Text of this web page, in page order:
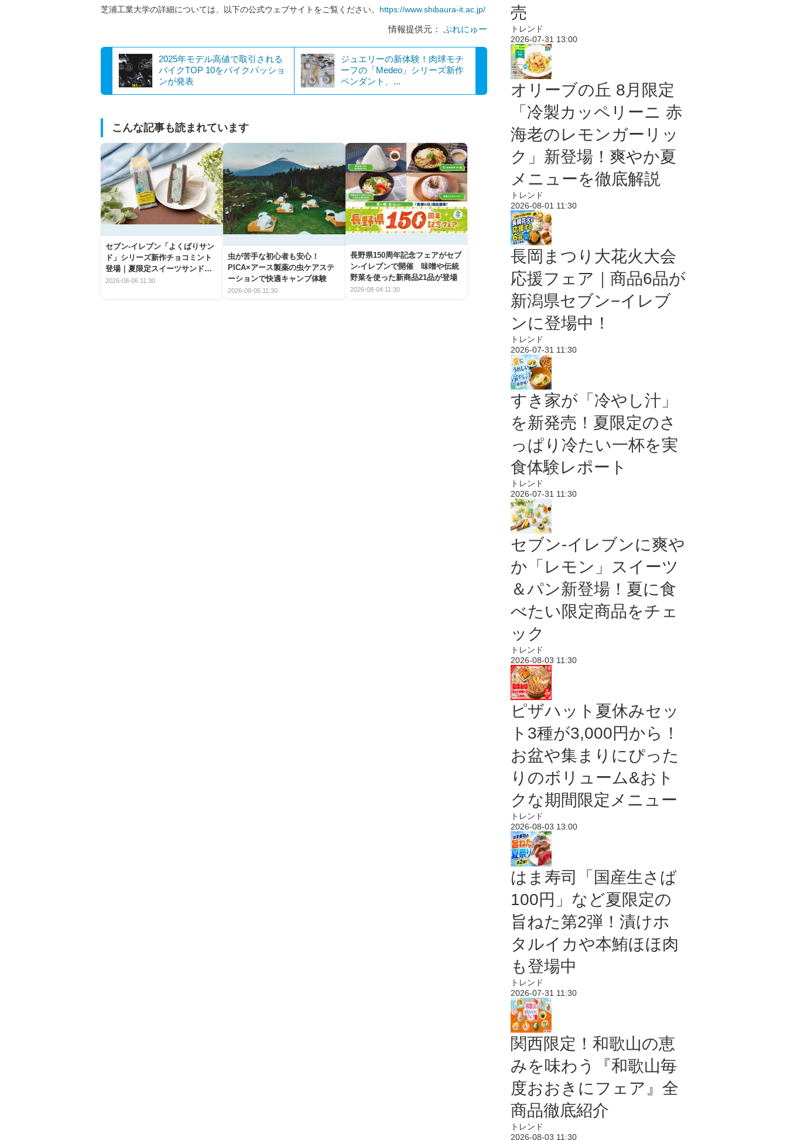
芝浦工業大学の詳細については、以下の公式ウェブサイトをご覧ください。 https://www.shibaura-it.ac.jp/
情報提供元： ぷれにゅー
2025年モデル高値で取引される
バイクTOP 10をバイクパッショ
ンが発表
ジュエリーの新体験！肉球モチ
ーフの「Medeo」シリーズ新作
ペンダント、...
こんな記事も読まれています
セブン‐イレブン「よくばりサン
ド」シリーズ新作チョコミント
登場｜夏限定スイーツサンドの
爽快な魅力
2026-08-06 11:30
虫が苦手な初心者も安心！
PICA×アース製薬の虫ケアステ
ーションで快適キャンプ体験
2026-08-05 11:30
長野県150周年記念フェアがセブ
ン-イレブンで開催 味噌や伝統
野菜を使った新商品21品が登場
2026-08-04 11:30
売
トレンド
2026-07-31 13:00
オリーブの丘 8月限定
「冷製カッペリーニ 赤
海老のレモンガーリッ
ク」新登場！爽やか夏
メニューを徹底解説
トレンド
2026-08-01 11:30
長岡まつり大花火大会
応援フェア｜商品6品が
新潟県セブン−イレブ
ンに登場中！
トレンド
2026-07-31 11:30
すき家が「冷やし汁」
を新発売！夏限定のさ
っぱり冷たい一杯を実
食体験レポート
トレンド
2026-07-31 11:30
セブン‐イレブンに爽や
か「レモン」スイーツ
＆パン新登場！夏に食
べたい限定商品をチェ
ック
トレンド
2026-08-03 11:30
ピザハット夏休みセッ
ト3種が3,000円から！
お盆や集まりにぴった
りのボリューム&おト
クな期間限定メニュー
トレンド
2026-08-03 13:00
はま寿司「国産生さば
100円」など夏限定の
旨ねた第2弾！漬けホ
タルイカや本鮪ほほ肉
も登場中
トレンド
2026-07-31 11:30
関西限定！和歌山の恵
みを味わう『和歌山毎
度おおきにフェア』全
商品徹底紹介
トレンド
2026-08-03 11:30